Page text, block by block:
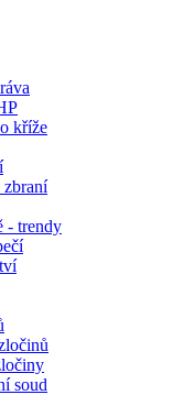
kříže
zbraní
- trendy
soud